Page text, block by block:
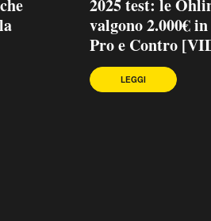
2025 test: le
valgono 2.000€
Pro e Contro
LEGGI